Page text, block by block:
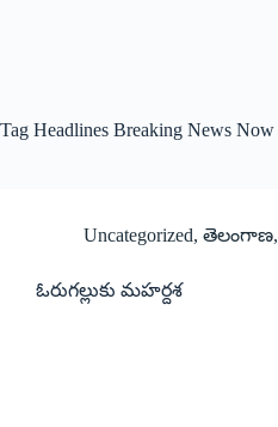
Tag Headlines Breaking News Now
Uncategorized, తెలంగాణ,
ఓరుగల్లుకు మహర్దశ